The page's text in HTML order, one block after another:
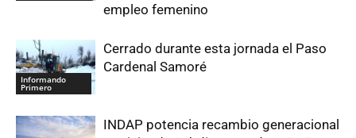
empleo femenino
Informando
Primero
Cerrado durante esta jornada el Paso
Cardenal Samoré
INDAP potencia recambio generacional